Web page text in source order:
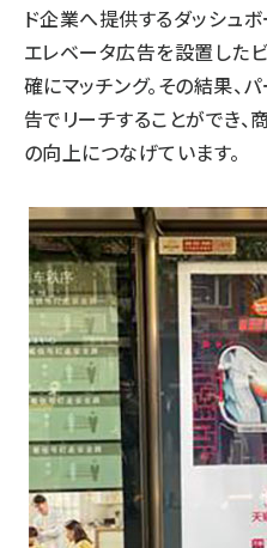
ド企業へ提供するダッシュ
エレベータ広告を設置した
確にマッチング。その結果、
告でリーチすることができ
の向上につなげています。